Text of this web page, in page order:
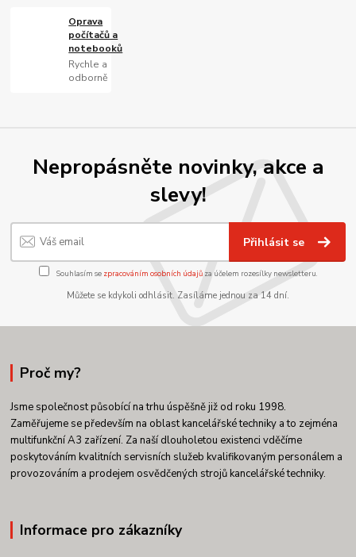
Oprava
počítačů a
notebooků
Rychle a
odborně
Nepropásněte novinky, akce a
slevy!
Přihlásit se
Souhlasím se zpracováním osobních údajůza účelem rozesílky newsletteru.
Můžete se kdykoli odhlásit. Zasíláme jednou za 14 dní.
Proč my?
Jsme společnost působící na trhu úspěšně již od roku 1998.
Zaměřujeme se především na oblast kancelářské techniky a to zejména
multifunkční A3 zařízení. Za naší dlouholetou existenci vděčíme
poskytováním kvalitních servisních služeb kvalifikovaným personálem a
provozováním a prodejem osvědčených strojů kancelářské techniky.
Informace pro zákazníky